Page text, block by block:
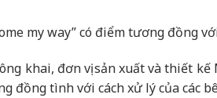
my way” có điểm tương đồng
khai, đơn vị sản xuất và thiết
đồng tình với cách xử lý của các